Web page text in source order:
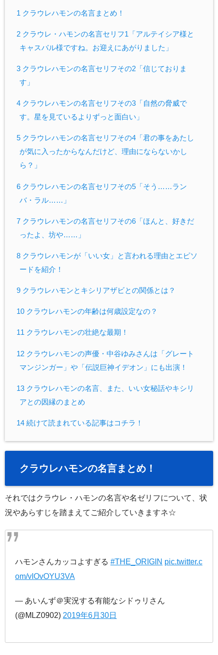
1 クラウレハモンの名言まとめ！
2 クラウレ・ハモンの名言セリフ1「アルテイシア様と
キャスバル様ですね。お迎えにあがりました」
3 クラウレハモンの名言セリフその2「信じておりま
す」
4 クラウレハモンの名言セリフその3「自然の脅威で
す。星を見ているよりずっと面白い」
5 クラウレハモンの名言セリフその4「君の事をあたし
が気に入ったからなんだけど、理由にならないかし
ら？」
6 クラウレハモンの名言セリフその5「そう……ラン
バ・ラル……」
7 クラウレハモンの名言セリフその6「ほんと、好きだ
ったよ、坊や……」
8 クラウレハモンが「いい女」と言われる理由とエピソ
ードを紹介！
9 クラウレハモンとキシリアザビとの関係とは？
10 クラウレハモンの年齢は何歳設定なの？
11 クラウレハモンの壮絶な最期！
12 クラウレハモンの声優・中谷ゆみさんは「グレート
マンジンガー」や「伝説巨神イデオン」にも出演！
13 クラウレハモンの名言、また、いい女秘話やキシリ
アとの因縁のまとめ
14 続けて読まれている記事はコチラ！
クラウレハモンの名言まとめ！
それではクラウレ・ハモンの名言や名ゼリフについて、状
況やあらすじを踏まえてご紹介していきますネ☆
ハモンさんカッコよすぎる #THE_ORIGIN pic.twitter.c
om/vIOvOYU3VA
— あいんず＠実況する有能なシドゥリさん
(@MLZ0902) 2019年6月30日